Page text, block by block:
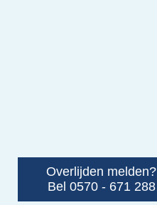
Overlijden melden?
Bel 0570 - 671 288